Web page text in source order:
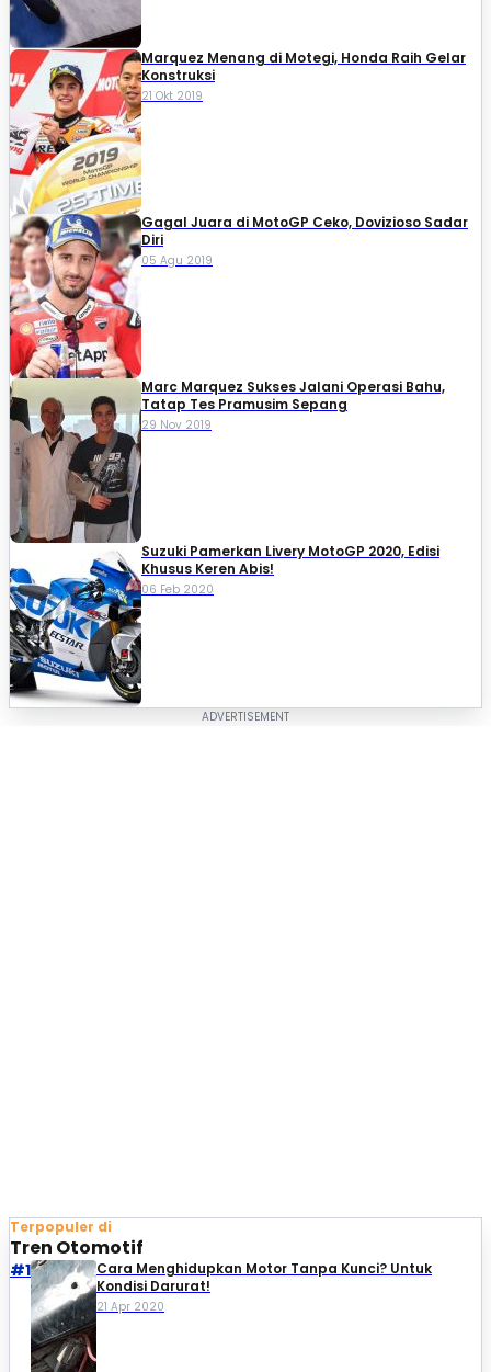
Marquez Menang di Motegi, Honda Raih Gelar
Konstruksi
21 Okt 2019
Gagal Juara di MotoGP Ceko, Dovizioso Sadar
Diri
05 Agu 2019
Marc Marquez Sukses Jalani Operasi Bahu,
Tatap Tes Pramusim Sepang
29 Nov 2019
Suzuki Pamerkan Livery MotoGP 2020, Edisi
Khusus Keren Abis!
06 Feb 2020
Terpopuler di
Tren Otomotif
#1
Cara Menghidupkan Motor Tanpa Kunci? Untuk
Kondisi Darurat!
21 Apr 2020